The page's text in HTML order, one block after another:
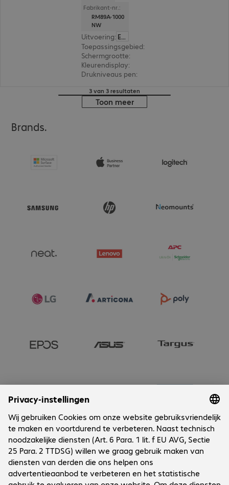
Fabrikant-nr.:
RM89A-1000
NW
Uitvoering: Europa
Toepassingsgebied:
Schermgrootte:
Kleurendisplay:
Drukniveaus pen:
3 van 3 resultaten
Toon meer
Brands.
Onderneming